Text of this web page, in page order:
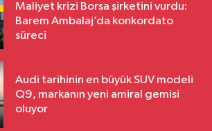
Maliyet krizi Borsa şirketini vurdu:
Barem Ambalaj’da konkordato
süreci
Audi tarihinin en büyük SUV modeli
Q9, markanın yeni amiral gemisi
oluyor